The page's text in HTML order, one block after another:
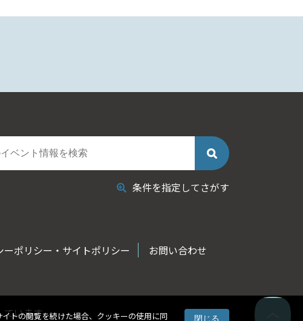
トの閲覧を続けた場合、クッキーの使用に同 閉じる
ーポリシー・サイトポリシー お問い合わせ
条件を指定してさがす
ています